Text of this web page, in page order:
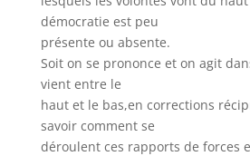
démocratie est peu
présente ou absente.
Soit on se prononce et on agit
vient entre le
haut et le bas,en corrections
savoir comment se
déroulent ces rapports de forces